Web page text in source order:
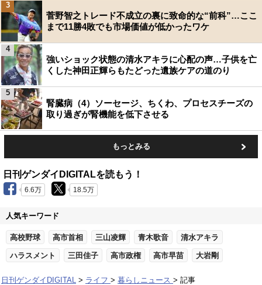
菅野智之トレード不成立の裏に致命的な“前科”…ここ
まで11勝4敗でも市場価値が低かったワケ
3
強いショック状態の清水アキラに心配の声…子供を亡
くした神田正輝らもたどった遺族ケアの道のり
4
腎臓病（4）ソーセージ、ちくわ、プロセスチーズの
取り過ぎが腎機能を低下させる
5
もっとみる
日刊ゲンダイDIGITALを読もう！
6.6万 18.5万
人気キーワード
高校野球 高市首相 三山凌輝 青木歌音 清水アキラ
ハラスメント 三田佳子 高市政権 高市早苗 大岩剛
日刊ゲンダイDIGITAL ライフ 暮らしニュース 記事